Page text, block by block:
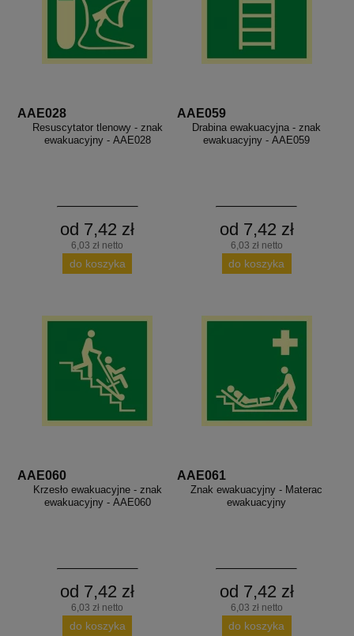
AAE028
Resuscytator tlenowy - znak
ewakuacyjny - AAE028
od 7,42 zł
6,03 zł netto
do koszyka
AAE059
Drabina ewakuacyjna - znak
ewakuacyjny - AAE059
od 7,42 zł
6,03 zł netto
do koszyka
AAE060
Krzesło ewakuacyjne - znak
ewakuacyjny - AAE060
od 7,42 zł
6,03 zł netto
do koszyka
AAE061
Znak ewakuacyjny - Materac
ewakuacyjny
od 7,42 zł
6,03 zł netto
do koszyka